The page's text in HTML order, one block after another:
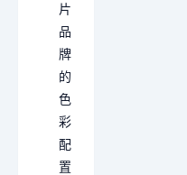
片
品
牌
的
色
彩
配
置